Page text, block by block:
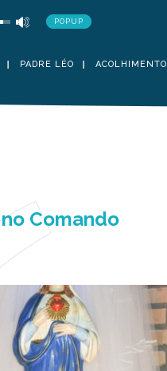
POPUP
PADRE LÉO ACOLHIMENTO
Comando